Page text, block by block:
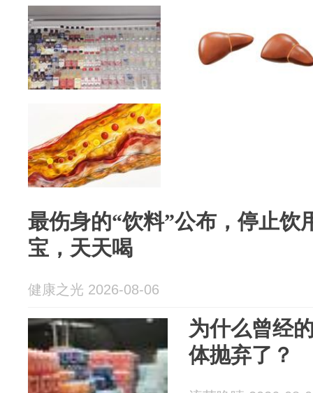
最伤身的“饮料”公布，停止饮
宝，天天喝
健康之光 2026-08-06
为什么曾经
体抛弃了？